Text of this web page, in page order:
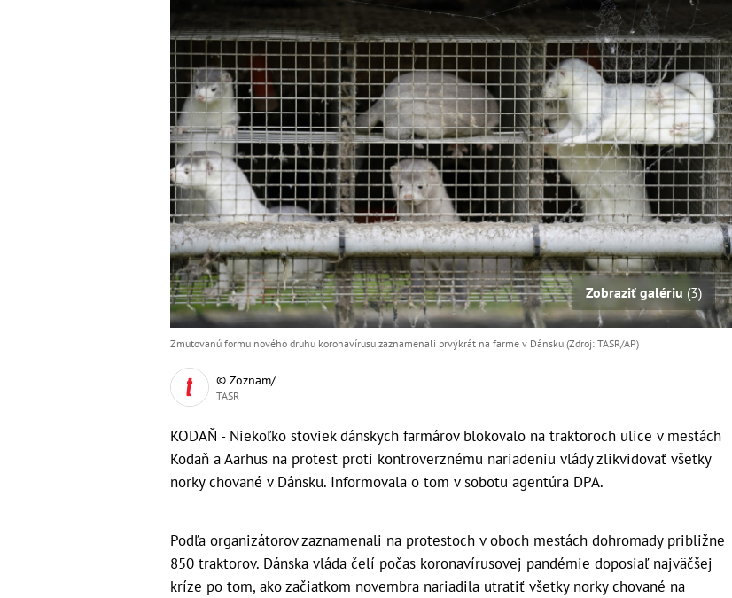
Zobraziť galériu (3)
Zmutovanú formu nového druhu koronavírusu zaznamenali prvýkrát na farme v Dánsku (Zdroj: TASR/AP)
© Zoznam/
TASR
KODAŇ - Niekoľko stoviek dánskych farmárov blokovalo na traktoroch ulice v mestách
Kodaň a Aarhus na protest proti kontroverznému nariadeniu vlády zlikvidovať všetky
norky chované v Dánsku. Informovala o tom v sobotu agentúra DPA.
Podľa organizátorov zaznamenali na protestoch v oboch mestách dohromady približne
850 traktorov. Dánska vláda čelí počas koronavírusovej pandémie doposiaľ najväčšej
kríze po tom, ako začiatkom novembra nariadila utratiť všetky norky chované na